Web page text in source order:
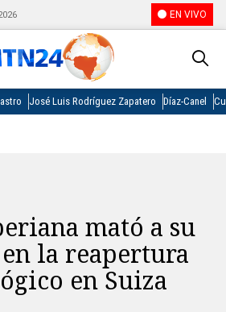
EN VIVO
José Luis Rodríguez Zapatero Díaz-Canel
mató a su
la reapertura
en Suiza